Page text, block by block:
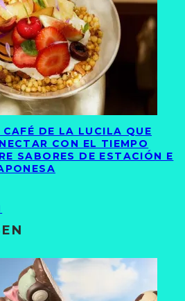
DE LA LUCILA QUE
CON EL TIEMPO
SABORES DE ESTACIÓN E